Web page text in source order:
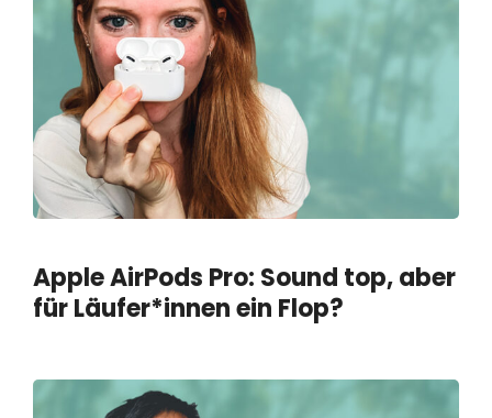
Apple AirPods Pro: Sound top, aber
für Läufer*innen ein Flop?